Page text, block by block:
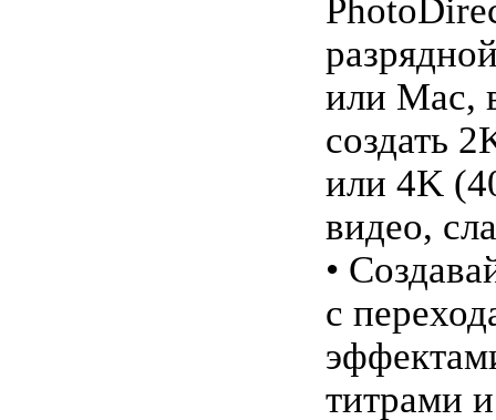
или Mac,
создать
или 4K
видео,
•
с
титрами